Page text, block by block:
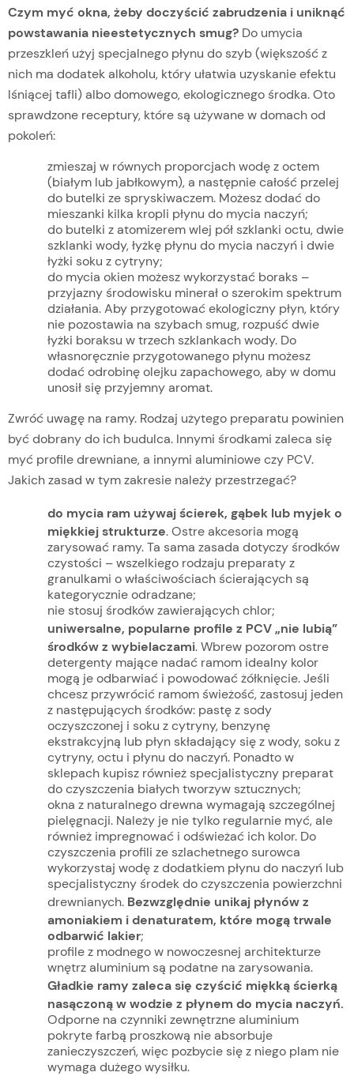
Czym myć okna, żeby doczyścić zabrudzenia i uniknąć
powstawania nieestetycznych smug? Do umycia
przeszkleń użyj specjalnego płynu do szyb (większość z
nich ma dodatek alkoholu, który ułatwia uzyskanie efektu
lśniącej tafli) albo domowego, ekologicznego środka. Oto
sprawdzone receptury, które są używane w domach od
pokoleń:
zmieszaj w równych proporcjach wodę z octem
(białym lub jabłkowym), a następnie całość przelej
do butelki ze spryskiwaczem. Możesz dodać do
mieszanki kilka kropli płynu do mycia naczyń;
do butelki z atomizerem wlej pół szklanki octu, dwie
szklanki wody, łyżkę płynu do mycia naczyń i dwie
łyżki soku z cytryny;
do mycia okien możesz wykorzystać boraks –
przyjazny środowisku minerał o szerokim spektrum
działania. Aby przygotować ekologiczny płyn, który
nie pozostawia na szybach smug, rozpuść dwie
łyżki boraksu w trzech szklankach wody. Do
własnoręcznie przygotowanego płynu możesz
dodać odrobinę olejku zapachowego, aby w domu
unosił się przyjemny aromat.
Zwróć uwagę na ramy. Rodzaj użytego preparatu powinien
być dobrany do ich budulca. Innymi środkami zaleca się
myć profile drewniane, a innymi aluminiowe czy PCV.
Jakich zasad w tym zakresie należy przestrzegać?
do mycia ram używaj ścierek, gąbek lub myjek o
miękkiej strukturze. Ostre akcesoria mogą
zarysować ramy. Ta sama zasada dotyczy środków
czystości – wszelkiego rodzaju preparaty z
granulkami o właściwościach ścierających są
kategorycznie odradzane;
nie stosuj środków zawierających chlor;
uniwersalne, popularne profile z PCV „nie lubią”
środków z wybielaczami. Wbrew pozorom ostre
detergenty mające nadać ramom idealny kolor
mogą je odbarwiać i powodować żółknięcie. Jeśli
chcesz przywrócić ramom świeżość, zastosuj jeden
z następujących środków: pastę z sody
oczyszczonej i soku z cytryny, benzynę
ekstrakcyjną lub płyn składający się z wody, soku z
cytryny, octu i płynu do naczyń. Ponadto w
sklepach kupisz również specjalistyczny preparat
do czyszczenia białych tworzyw sztucznych;
okna z naturalnego drewna wymagają szczególnej
pielęgnacji. Należy je nie tylko regularnie myć, ale
również impregnować i odświeżać ich kolor. Do
czyszczenia profili ze szlachetnego surowca
wykorzystaj wodę z dodatkiem płynu do naczyń lub
specjalistyczny środek do czyszczenia powierzchni
drewnianych. Bezwzględnie unikaj płynów z
amoniakiem i denaturatem, które mogą trwale
odbarwić lakier;
profile z modnego w nowoczesnej architekturze
wnętrz aluminium są podatne na zarysowania.
Gładkie ramy zaleca się czyścić miękką ścierką
nasączoną w wodzie z płynem do mycia naczyń.
Odporne na czynniki zewnętrzne aluminium
pokryte farbą proszkową nie absorbuje
zanieczyszczeń, więc pozbycie się z niego plam nie
wymaga dużego wysiłku.